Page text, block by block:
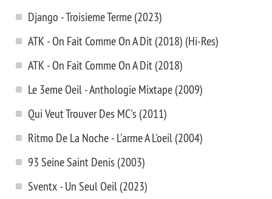
Django - Troisieme Terme (2023)
ATK - On Fait Comme On A Dit (2018) (Hi-Res)
ATK - On Fait Comme On A Dit (2018)
Le 3eme Oeil - Anthologie Mixtape (2009)
Qui Veut Trouver Des MC's (2011)
Ritmo De La Noche - L'arme A L'oeil (2004)
93 Seine Saint Denis (2003)
Sventx - Un Seul Oeil (2023)